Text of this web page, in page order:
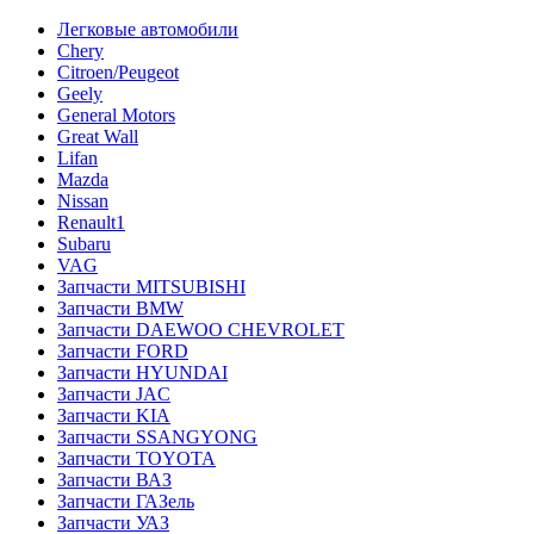
Легковые автомобили
Chery
Citroen/Peugeot
Geely
General Motors
Great Wall
Lifan
Mazda
Nissan
Renault1
Subaru
VAG
Запчасти MITSUBISHI
Запчасти BMW
Запчасти DAEWOO CHEVROLET
Запчасти FORD
Запчасти HYUNDAI
Запчасти JAC
Запчасти KIA
Запчасти SSANGYONG
Запчасти TOYOTA
Запчасти ВАЗ
Запчасти ГАЗель
Запчасти УАЗ